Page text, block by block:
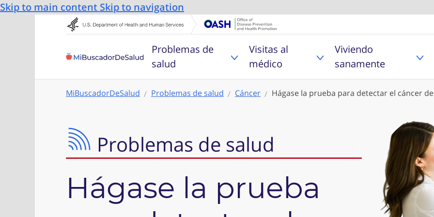
Skip to main content Skip to navigation
MyHealthfinder
Problemas de
salud
Toggle Problemas de salud sub menu
Visitas al
médico
Toggle Visitas al médico
Viviendo
sanamente
MiBuscadorDeSalud Problemas de salud Cáncer Hágase la prueba para detectar el cáncer
Problemas de salud
Hágase la prueba